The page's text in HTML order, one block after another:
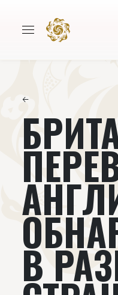
Авторы
Проекты
Книги
←
В